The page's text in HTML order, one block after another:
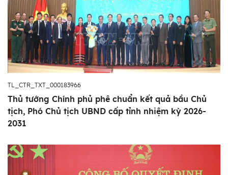
TL_CTR_TXT_000183966
Thủ tướng Chính phủ phê chuẩn kết quả bầu Chủ
tịch, Phó Chủ tịch UBND cấp tỉnh nhiệm kỳ 2026-
2031